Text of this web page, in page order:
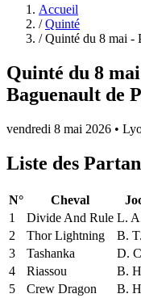
Accueil
/ Quinté
/ Quinté du 8 mai -
Quinté du 8
Baguenault de
vendredi 8 mai 2026 •
Liste des
N° Cheval
1
Divide And Rule L.
2
Thor Lightning B. T.
3
Tashanka D.
4
Riassou B.
5
Crew Dragon B.